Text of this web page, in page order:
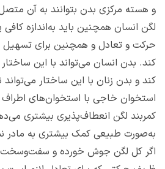
و هسته مرکزی بدن بتوانند به آن
لگن انسان همچنین باید به‌اندازه
حرکت و تعادل و همچنین برای تسهیل
کند. بدن انسان می‌تواند با این
کند و بدن زنان با این ساختار می‌تواند
استخوان خاجی با استخوان‌های
کمربند لگن انعطاف‌پذیری بیشتری
به‌صورت طبیعی کمک بیشتری به مادر
اگر کل لگن جوش‌ خورده و سفت‌وسخت